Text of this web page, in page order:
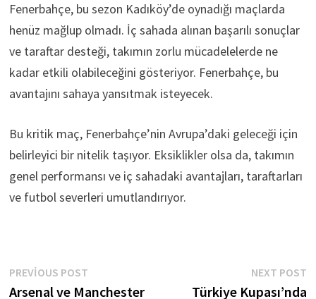
Fenerbahçe, bu sezon Kadıköy’de oynadığı maçlarda
henüz mağlup olmadı. İç sahada alınan başarılı sonuçlar
ve taraftar desteği, takımın zorlu mücadelelerde ne
kadar etkili olabileceğini gösteriyor. Fenerbahçe, bu
avantajını sahaya yansıtmak isteyecek.
Bu kritik maç, Fenerbahçe’nin Avrupa’daki geleceği için
belirleyici bir nitelik taşıyor. Eksiklikler olsa da, takımın
genel performansı ve iç sahadaki avantajları, taraftarları
ve futbol severleri umutlandırıyor.
Yazı
PREVIOUS POSTPrevious
post:
Arsenal ve Manchester
NEXT POST
Türkiye Kupası’nda